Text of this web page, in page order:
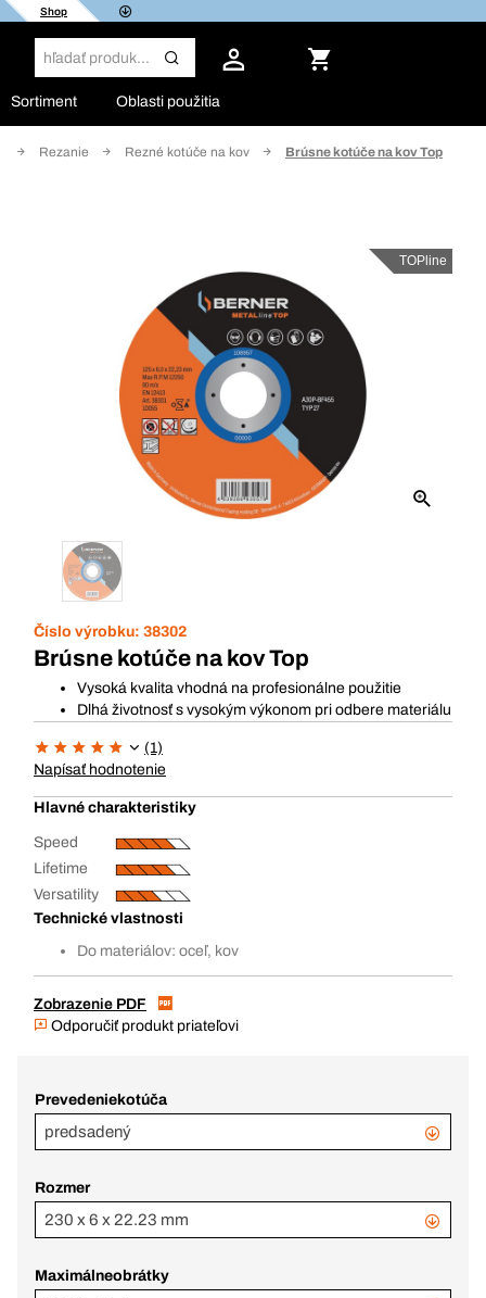
Shop
Sortiment Oblasti použitia
Rezanie Rezné kotúče na kov Brúsne kotúče na kov Top
TOPline
Číslo výrobku: 38302
Brúsne kotúče na kov Top
Vysoká kvalita vhodná na profesionálne použitie
Dlhá životnosť s vysokým výkonom pri odbere materiálu
(1)
Napísať hodnotenie
Hlavné charakteristiky
Speed
Lifetime
Versatility
Technické vlastnosti
Do materiálov: oceľ, kov
Zobrazenie PDF
Odporučiť produkt priateľovi
Prevedeniekotúča
predsadený
Rozmer
230 x 6 x 22.23 mm
Maximálneobrátky